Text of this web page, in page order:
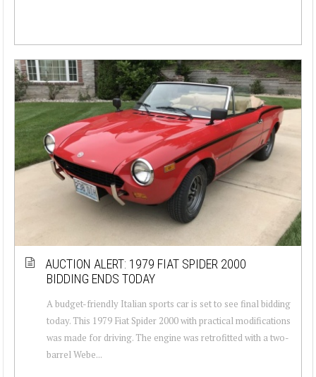
AUCTION ALERT: 1979 FIAT SPIDER 2000
BIDDING ENDS TODAY
A budget-friendly Italian sports car is set to see final bidding
today. This 1979 Fiat Spider 2000 with practical modifications
was made for driving. The engine was retrofitted with a two-
barrel Webe...